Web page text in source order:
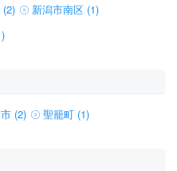
(2)
新潟市南区 (1)
(2) 聖籠町 (1)